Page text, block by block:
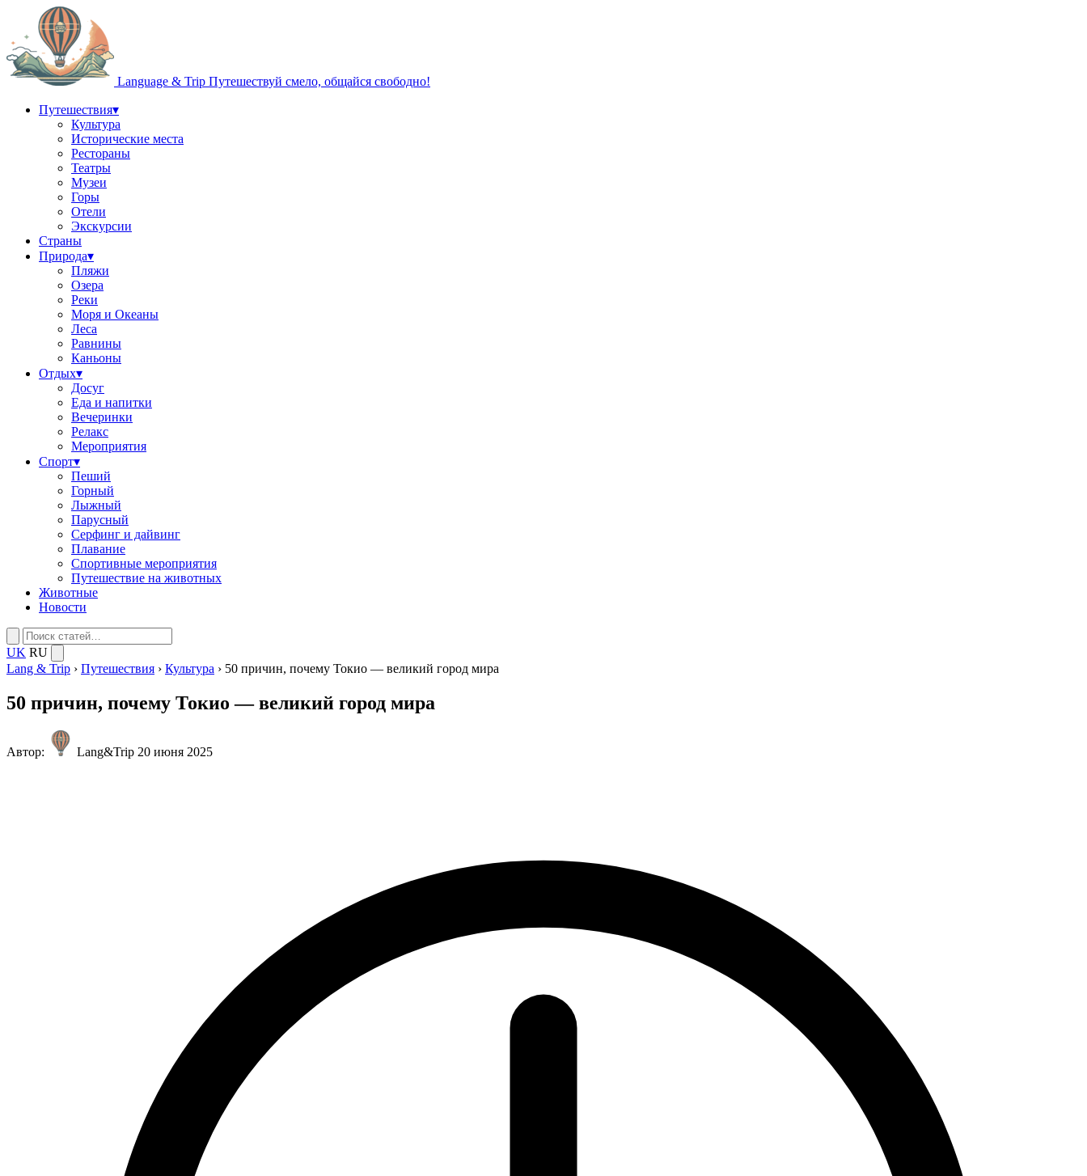
Language & Trip Путешествуй смело, общайся свободно!
Путешествия▾
Культура
Исторические места
Рестораны
Театры
Музеи
Горы
Отели
Экскурсии
Страны
Природа▾
Пляжи
Озера
Реки
Моря и Океаны
Леса
Равнины
Каньоны
Отдых▾
Досуг
Еда и напитки
Вечеринки
Релакс
Мероприятия
Спорт▾
Пеший
Горный
Лыжный
Парусный
Серфинг и дайвинг
Плавание
Спортивные мероприятия
Путешествие на животных
Животные
Новости
UK RU
Lang & Trip › Путешествия › Культура › 50 причин, почему Токио — великий город мира
50 причин, почему Токио — великий город мира
Автор: Lang&Trip 20 июня 2025